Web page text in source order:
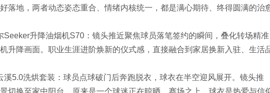
落地，两者动态姿态重合、情绪内核统一，都是满心期待、终得圆满的治
升降油烟机S70：镜头推近聚焦球员落笔签约的瞬间，叠化转场精准
升降画面。职业生涯进阶焕新的仪式感，直接融合到家居换新入驻、生活
5.0洗烘套装：球员点球破门后奔跑脱衣，球衣在半空迎风展开。镜头推
切换至家中阳台，原来是一个球迷正在晾晒。赛场之上，球衣是热爱与信